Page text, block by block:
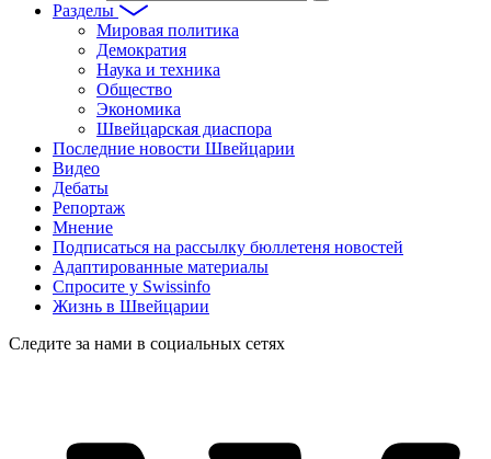
Разделы
Мировая политика
Демократия
Наука и техника
Общество
Экономика
Швейцарская диаспора
Последние новости Швейцарии
Видео
Дебаты
Репортаж
Мнение
Подписаться на рассылку бюллетеня новостей
Адаптированные материалы
Спросите у Swissinfo
Жизнь в Швейцарии
Следите за нами в социальных сетях